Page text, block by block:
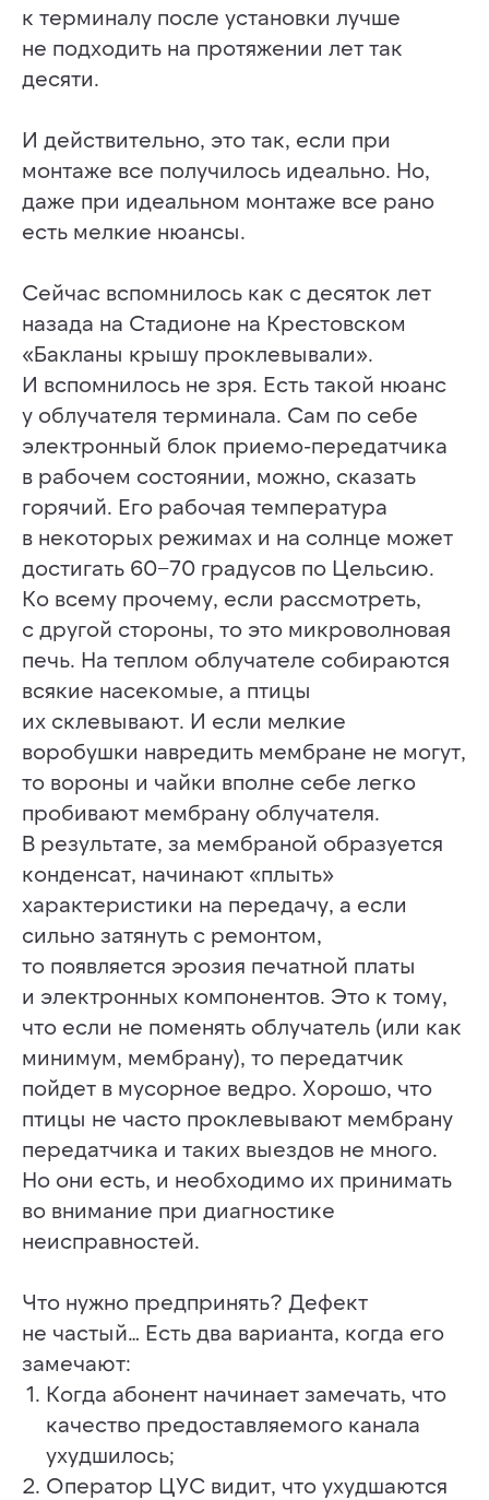
к терминалу после установки лучше
не подходить на протяжении лет так
десяти.
И действительно, это так, если при
монтаже все получилось идеально. Но,
даже при идеальном монтаже все рано
есть мелкие нюансы.
Сейчас вспомнилось как с десяток лет
назада на Стадионе на Крестовском
«Бакланы крышу проклевывали».
И вспомнилось не зря. Есть такой нюанс
у облучателя терминала. Сам по себе
электронный блок приемо-передатчика
в рабочем состоянии, можно, сказать
горячий. Его рабочая температура
в некоторых режимах и на солнце может
достигать 60−70 градусов по Цельсию.
Ко всему прочему, если рассмотреть,
с другой стороны, то это микроволновая
печь. На теплом облучателе собираются
всякие насекомые, а птицы
их склевывают. И если мелкие
воробушки навредить мембране не могут,
то вороны и чайки вполне себе легко
пробивают мембрану облучателя.
В результате, за мембраной образуется
конденсат, начинают «плыть»
характеристики на передачу, а если
сильно затянуть с ремонтом,
то появляется эрозия печатной платы
и электронных компонентов. Это к тому,
что если не поменять облучатель (или как
минимум, мембрану), то передатчик
пойдет в мусорное ведро. Хорошо, что
птицы не часто проклевывают мембрану
передатчика и таких выездов не много.
Но они есть, и необходимо их принимать
во внимание при диагностике
неисправностей.
Что нужно предпринять? Дефект
не частый… Есть два варианта, когда его
замечают:
Когда абонент начинает замечать, что
качество предоставляемого канала
ухудшилось;
Оператор ЦУС видит, что ухудшаются